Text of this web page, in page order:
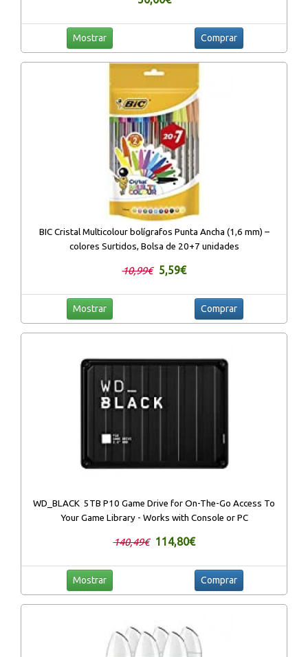
Mostrar Comprar
BIC Cristal Multicolour bolígrafos Punta Ancha (1,6 mm) –
colores Surtidos, Bolsa de 20+7 unidades
10,99€ 5,59€
Mostrar Comprar
WD_BLACK 5TB P10 Game Drive for On-The-Go Access To
Your Game Library - Works with Console or PC
140,49€ 114,80€
Mostrar Comprar